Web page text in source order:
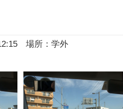
場所：学外